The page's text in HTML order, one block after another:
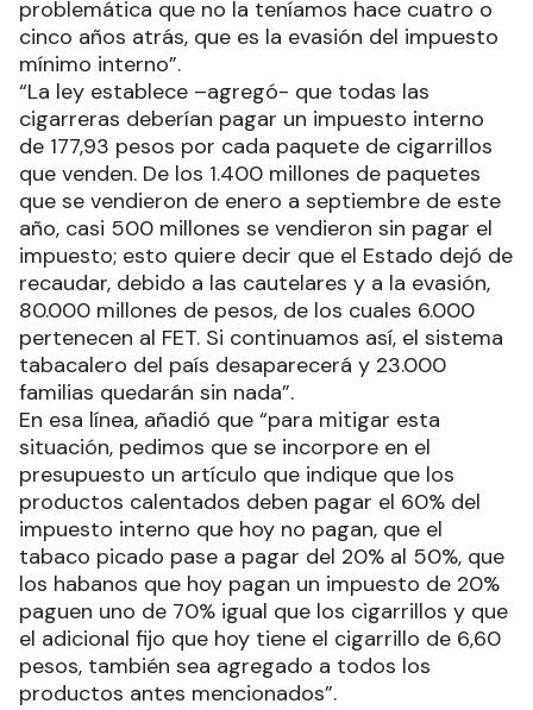
problemática que no la teníamos hace cuatro o
cinco años atrás, que es la evasión del impuesto
mínimo interno”.
“La ley establece –agregó- que todas las
cigarreras deberían pagar un impuesto interno
de 177,93 pesos por cada paquete de cigarrillos
que venden. De los 1.400 millones de paquetes
que se vendieron de enero a septiembre de este
año, casi 500 millones se vendieron sin pagar el
impuesto; esto quiere decir que el Estado dejó de
recaudar, debido a las cautelares y a la evasión,
80.000 millones de pesos, de los cuales 6.000
pertenecen al FET. Si continuamos así, el sistema
tabacalero del país desaparecerá y 23.000
familias quedarán sin nada”.
En esa línea, añadió que “para mitigar esta
situación, pedimos que se incorpore en el
presupuesto un artículo que indique que los
productos calentados deben pagar el 60% del
impuesto interno que hoy no pagan, que el
tabaco picado pase a pagar del 20% al 50%, que
los habanos que hoy pagan un impuesto de 20%
paguen uno de 70% igual que los cigarrillos y que
el adicional fijo que hoy tiene el cigarrillo de 6,60
pesos, también sea agregado a todos los
productos antes mencionados”.